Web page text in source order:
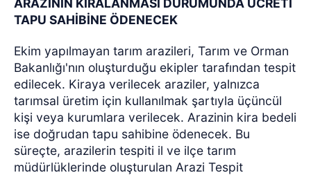
TAPU SAHİBİNE ÖDENECEK
Ekim yapılmayan tarım arazileri, Tarım ve Orman
Bakanlığı'nın oluşturduğu ekipler tarafından tespit
edilecek. Kiraya verilecek araziler, yalnızca
tarımsal üretim için kullanılmak şartıyla üçüncül
kişi veya kurumlara verilecek. Arazinin kira bedeli
ise doğrudan tapu sahibine ödenecek. Bu
süreçte, arazilerin tespiti il ve ilçe tarım
müdürlüklerinde oluşturulan Arazi Tespit